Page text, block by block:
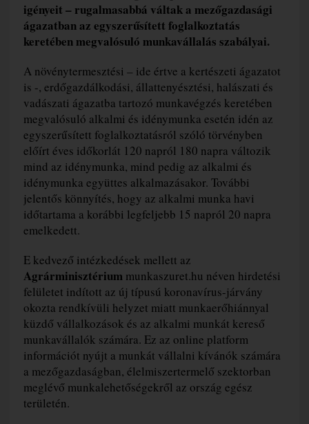
igényeit – rugalmasabbá váltak a mezőgazdasági
ágazatban az egyszerűsített foglalkoztatás
keretében megvalósuló munkavállalás szabályai.
A növénytermesztési – ide értve a kertészeti ágazatot
is -, erdőgazdálkodási, állattenyésztési, halászati és
vadászati ágazatba tartozó munkavégzés keretében
megvalósuló alkalmi és idénymunka esetén idén az
egyszerűsített foglalkoztatásról szóló törvényben
előírt éves időkorlát 120 napról 180 napra változik
mind az idénymunka, mind pedig az alkalmi és
idénymunka együttes alkalmazásakor. További
jelentős könnyítés, hogy az alkalmi munka havi
időtartama a korábbi legfeljebb 15 napról 20 napra
emelkedett.
E kedvező intézkedések mellett az
Agrárminisztériummunkaszuret.hu néven hirdetési
felületet indított az új típusú koronavírus-járvány
okozta rendkívüli helyzet miatt munkaerőhiánnyal
küzdő vállalkozások és az alkalmi munkát kereső
munkavállalók számára. Ez az online platform
információt nyújt a munkát vállalni kívánók számára
a mezőgazdaságban, élelmiszertermelő szektorban
meglévő munkalehetőségekről az ország egész
területén.